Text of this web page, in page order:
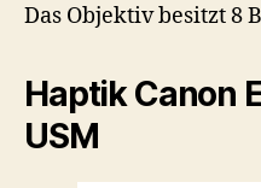
Das Objektiv besitzt 8
Haptik Canon
USM